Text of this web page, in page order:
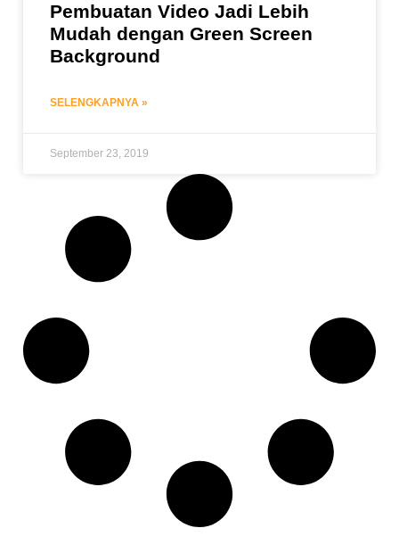
Pembuatan Video Jadi Lebih
Mudah dengan Green Screen
Background
SELENGKAPNYA »
September 23, 2019